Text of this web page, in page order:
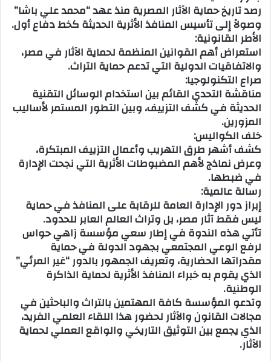
رصد تاريخ حماية الآثار المصرية منذ عهد “محمد علي باشا”
وصولاً إلى تأسيس المنافذ الأثرية الحديثة كخط دفاع أول.
الأطر القانونية:
استعراض أهم القوانين المنظمة لحماية الآثار في مصر،
والاتفاقيات الدولية التي تدعم حماية التراث.
صراع التكنولوجيا:
مناقشة التحدي القائم بين استخدام الوسائل التقنية
الحديثة في كشف التزييف، وبين التطور المستمر لأساليب
المزورين.
خلف الكواليس:
كشف أشهر طرق التهريب وأعمال التزييف المبتكرة،
وعرض نماذج لأهم المضبوطات الأثرية التي نجحت الإدارة
في ضبطها.
رسالة عالمية:
إبراز دور الإدارة العامة للرقابة على المنافذ في حماية
ليس فقط آثار مصر، بل وتراث العالم العابر للحدود.
تأتي هذه الندوة في إطار سعي مؤسسة زاهي حواس
لرفع الوعي المجتمعي بجهود الدولة في حماية
مقدراتها الحضارية، وتعريف الجمهور بالدور “غير المرئي”
الذي يقوم به خبراء المنافذ الأثرية لحماية الذاكرة
الوطنية.
وتدعو المؤسسة كافة المهتمين بالتراث والباحثين في
مجالات القانون والآثار لحضور هذا اللقاء العلمي الفريد،
الذي يجمع بين التوثيق التاريخي والواقع العملي لحماية
الآثار.